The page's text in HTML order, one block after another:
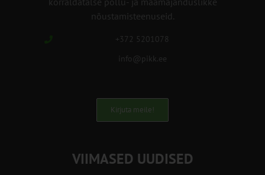
nõustamisteenuseid.
+372 5201078
info@pikk.ee
Kirjuta meile!
VIIMASED UUDISED